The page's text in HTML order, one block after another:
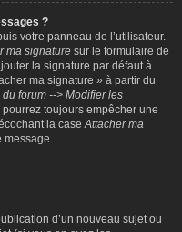
?
votre panneau de l’utilisateur.
ma signature sur le formulaire de
la signature par défaut à
ma signature » à partir du
forum --> Modifier les
toujours empêcher une
la case Attacher ma
d’un nouveau sujet ou